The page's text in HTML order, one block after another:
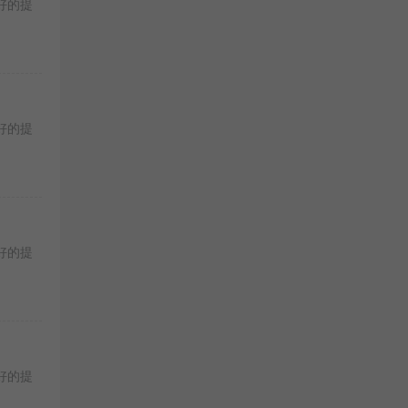
的提
的提
的提
的提